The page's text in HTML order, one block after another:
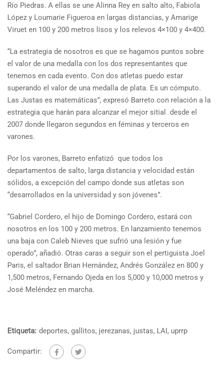
Río Piedras. A ellas se une Alinna Rey en salto alto, Fabiola
López y Loumarie Figueroa en largas distancias, y Amarige
Viruet en 100 y 200 metros lisos y los relevos 4×100 y 4×400.
“La estrategia de nosotros es que se hagamos puntos sobre
el valor de una medalla con los dos representantes que
tenemos en cada evento. Con dos atletas puedo estar
superando el valor de una medalla de plata. Es un cómputo.
Las Justas es matemáticas”, expresó Barreto con relación a la
estrategia que harán para alcanzar el mejor sitial desde el
2007 donde llegaron segundos en féminas y terceros en
varones.
Por los varones, Barreto enfatizó que todos los
departamentos de salto, larga distancia y velocidad están
sólidos, a excepción del campo donde sus atletas son
“desarrollados en la universidad y son jóvenes”.
“Gabriel Cordero, el hijo de Domingo Cordero, estará con
nosotros en los 100 y 200 metros. En lanzamiento tenemos
una baja con Caleb Nieves que sufrió una lesión y fue
operado”, añadió. Otras caras a seguir son el pertiguista Joel
Paris, el saltador Brian Hernández, Andrés González en 800 y
1,500 metros, Fernando Ojeda en los 5,000 y 10,000 metros y
José Meléndez en marcha.
Etiqueta: deportes, gallitos, jerezanas, justas, LAI, uprrp
Compartir: